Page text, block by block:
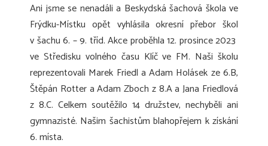
Ani jsme se nenadáli a Beskydská šachová škola ve
Frýdku-Místku opět vyhlásila okresní přebor škol
v šachu 6. – 9. tříd. Akce proběhla 12. prosince 2023
ve Středisku volného času Klíč ve FM. Naši školu
reprezentovali Marek Friedl a Adam Holásek ze 6.B,
Štěpán Rotter a Adam Zboch z 8.A a Jana Friedlová
z 8.C. Celkem soutěžilo 14 družstev, nechyběli ani
gymnazisté. Našim šachistům blahopřejem k získání
6. místa.